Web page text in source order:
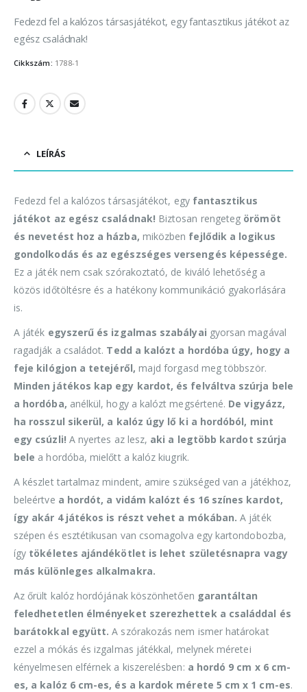
Fedezd fel a kalózos társasjátékot, egy fantasztikus játékot az
egész családnak!
Cikkszám: 1788-1
LEÍRÁS
Fedezd fel a kalózos társasjátékot, egyfantasztikus
játékot az egész családnak! Biztosan rengeteg örömöt
és nevetést hoz a házba, miközben fejlődik a logikus
gondolkodás és az egészséges versengés képessége.
Ez a játék nem csak szórakoztató, de kiváló lehetőség a
közös időtöltésre és a hatékony kommunikáció gyakorlására
is.
A játék egyszerű és izgalmas szabályai gyorsan magával
ragadják a családot. Tedd a kalózt a hordóba úgy, hogy a
feje kilógjon a tetejéről, majd forgasd meg többször.
Minden játékos kap egy kardot, és felváltva szúrja bele
a hordóba, anélkül, hogy a kalózt megsértené. De vigyázz,
ha rosszul sikerül, a kalóz úgy lő ki a hordóból, mint
egy csúzli! A nyertes az lesz, aki a legtöbb kardot szúrja
bele a hordóba, mielőtt a kalóz kiugrik.
A készlet tartalmaz mindent, amire szükséged van a játékhoz,
beleértve a hordót, a vidám kalózt és 16 színes kardot,
így akár 4 játékos is részt vehet a mókában. A játék
szépen és esztétikusan van csomagolva egy kartondobozba,
így tökéletes ajándékötlet is lehet születésnapra vagy
más különleges alkalmakra.
Az őrült kalóz hordójának köszönhetően garantáltan
feledhetetlen élményeket szerezhettek a családdal és
barátokkal együtt. A szórakozás nem ismer határokat
ezzel a mókás és izgalmas játékkal, melynek méretei
kényelmesen elférnek a kiszerelésben: a hordó 9 cm x 6 cm-
es, a kalóz 6 cm-es, és a kardok mérete 5 cm x 1 cm-es.